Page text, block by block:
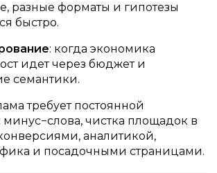
разные форматы и гипотезы
быстро.
: когда экономика
идет через бюджет и
семантики.
требует постоянной
чистка площадок в
аналитикой,
и посадочными страницами.